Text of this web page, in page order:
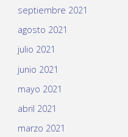
septiembre 2021
agosto 2021
julio 2021
junio 2021
mayo 2021
abril 2021
marzo 2021